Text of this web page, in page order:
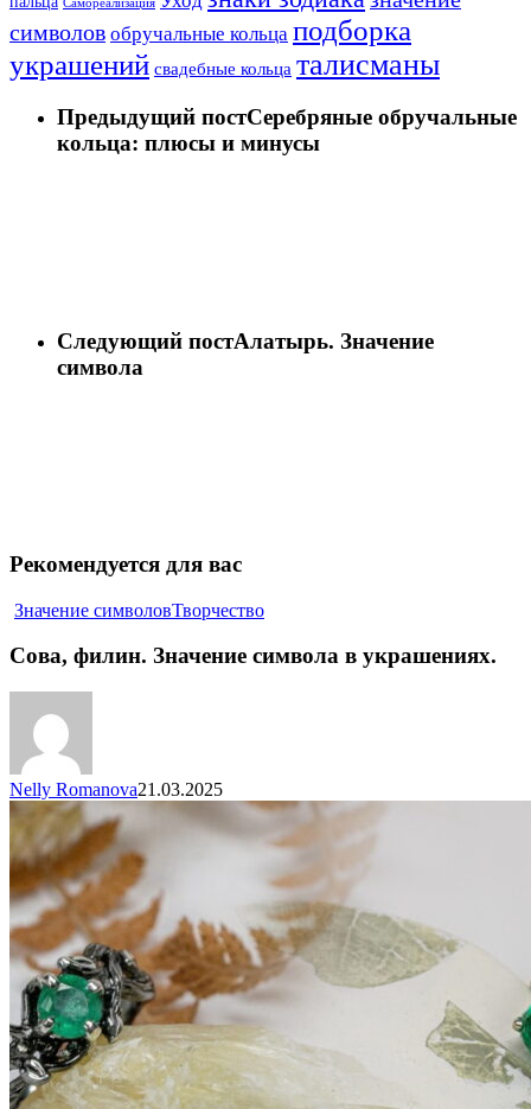
символов обручальные кольца подборка
украшений свадебные кольца талисманы
Предыдущий постСеребряные обручальные
кольца: плюсы и минусы
Следующий постАлатырь. Значение
символа
Рекомендуется для вас
Значение символовТворчество
Сова, филин. Значение символа в украшениях.
Nelly Romanova21.03.2025